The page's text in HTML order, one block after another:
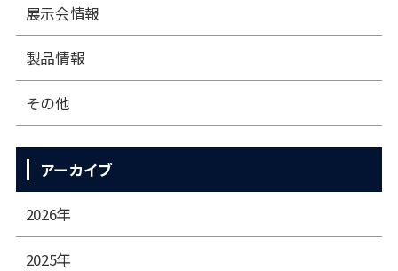
展⽰会情報
製品情報
その他
アーカイブ
2026年
2025年